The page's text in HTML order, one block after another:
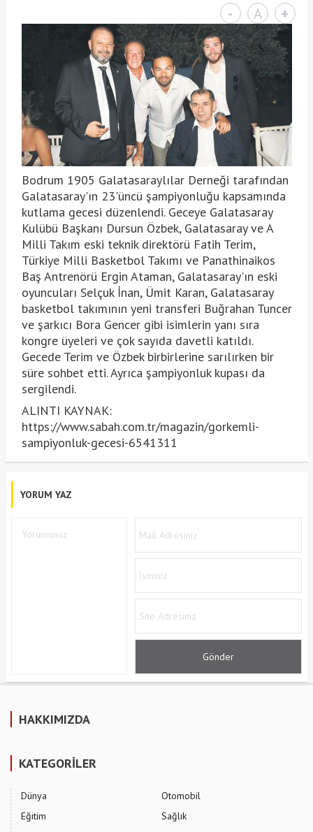
- A +
Bodrum 1905 Galatasaraylılar Derneği tarafından
Galatasaray'ın 23'üncü şampiyonluğu kapsamında
kutlama gecesi düzenlendi. Geceye Galatasaray
Kulübü Başkanı Dursun Özbek, Galatasaray ve A
Milli Takım eski teknik direktörü Fatih Terim,
Türkiye Milli Basketbol Takımı ve Panathinaikos
Baş Antrenörü Ergin Ataman, Galatasaray'ın eski
oyuncuları Selçuk İnan, Ümit Karan, Galatasaray
basketbol takımının yeni transferi Buğrahan Tuncer
ve şarkıcı Bora Gencer gibi isimlerin yanı sıra
kongre üyeleri ve çok sayıda davetli katıldı.
Gecede Terim ve Özbek birbirlerine sarılırken bir
süre sohbet etti. Ayrıca şampiyonluk kupası da
sergilendi.
ALINTI KAYNAK:
https://www.sabah.com.tr/magazin/gorkemli-
sampiyonluk-gecesi-6541311
YORUM YAZ
HAKKIMIZDA
KATEGORİLER
Dünya
Eğitim
Otomobil
Sağlık